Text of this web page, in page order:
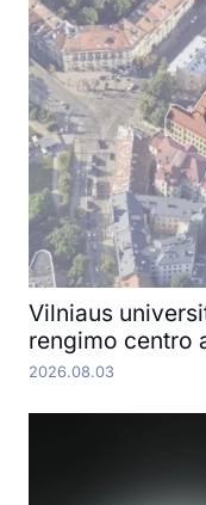
Vilniaus
rengimo centro
2026.08.03